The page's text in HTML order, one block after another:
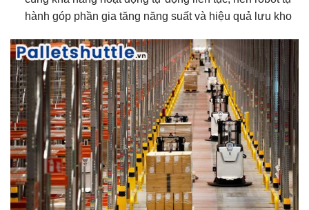
hành góp phần gia tăng năng suất và hiệu quả lưu kho